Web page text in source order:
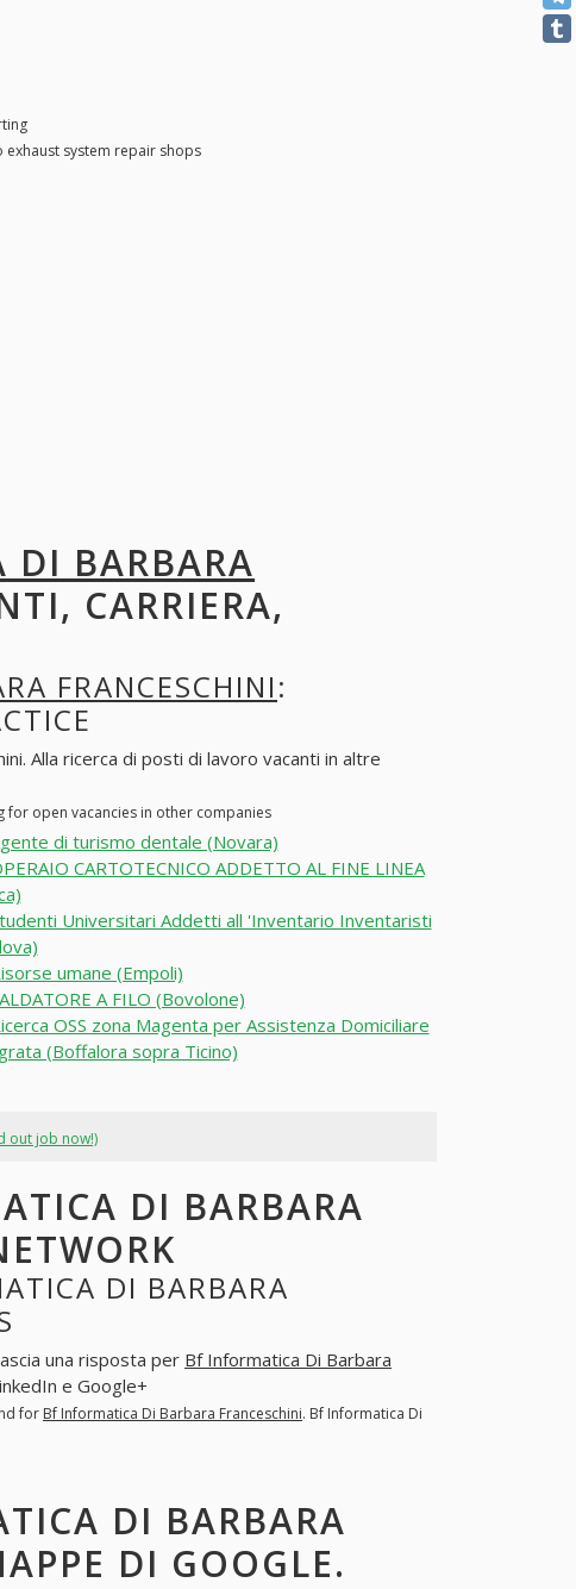
exhaust system repair shops
DI BARBARA
CARRIERA,
FRANCESCHINI:
Alla ricerca di posti di lavoro vacanti in altre
for open vacancies in other companies
di turismo dentale (Novara)
CARTOTECNICO ADDETTO AL FINE LINEA
Universitari Addetti all 'Inventario Inventaristi
umane (Empoli)
A FILO (Bovolone)
OSS zona Magenta per Assistenza Domiciliare
(Boffalora sopra Ticino)
out job now!)
DI BARBARA
DI BARBARA
una risposta per Bf Informatica Di Barbara
e Google+
for Bf Informatica Di Barbara Franceschini. Bf Informatica Di
DI BARBARA
DI GOOGLE.